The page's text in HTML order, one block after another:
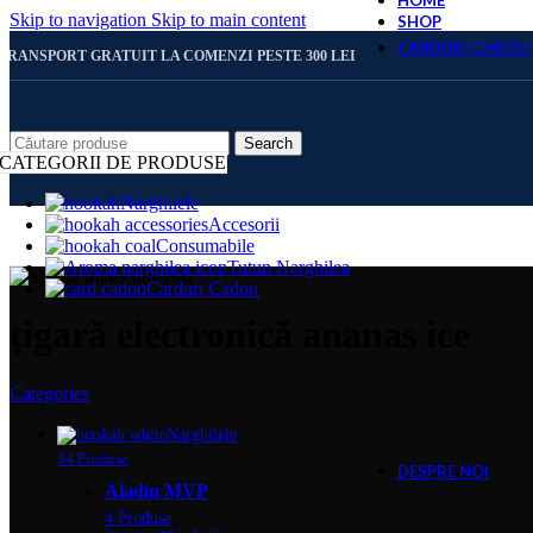
Skip to navigation Skip to main content
GRATUIT LA COMENZI PESTE 300 LEI
Search
CATEGORII DE PRODUSE
Narghilele
Accesorii
Consumabile
Tutun Narghilea
Carduri Cadou
SHOP
CARDURI CADOU
DESPRE NOI
Categories
Narghilele
34 Produse
Aladin MVP
4 Produse